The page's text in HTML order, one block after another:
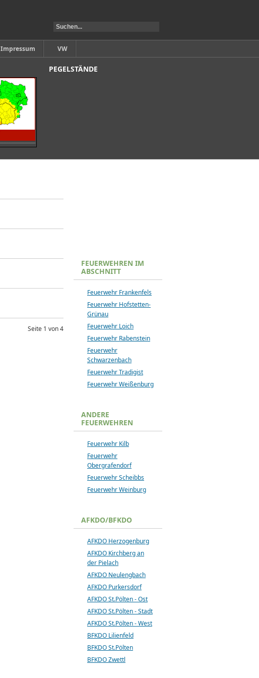
Impressum VW
PEGELSTÄNDE
Seite 1 von 4
FEUERWEHREN IM
ABSCHNITT
Feuerwehr Frankenfels
Feuerwehr Hofstetten-
Grünau
Feuerwehr Loich
Feuerwehr Rabenstein
Feuerwehr
Schwarzenbach
Feuerwehr Tradigist
Feuerwehr Weißenburg
ANDERE
FEUERWEHREN
Feuerwehr Kilb
Feuerwehr
Obergrafendorf
Feuerwehr Scheibbs
Feuerwehr Weinburg
AFKDO/BFKDO
AFKDO Herzogenburg
AFKDO Kirchberg an
der Pielach
AFKDO Neulengbach
AFKDO Purkersdorf
AFKDO St.Pölten - Ost
AFKDO St.Pölten - Stadt
AFKDO St.Pölten - West
BFKDO Lilienfeld
BFKDO St.Pölten
BFKDO Zwettl